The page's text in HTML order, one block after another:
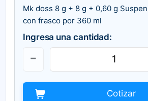
Mk doss 8 g + 8 g + 0,60 g
con frasco por 360 ml
Ingresa una cantidad:
Cotizar